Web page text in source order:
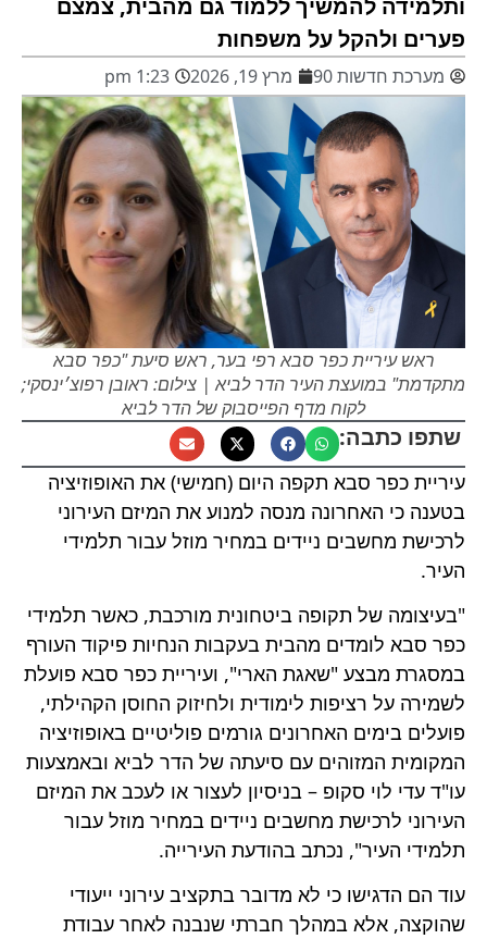
ותלמידה להמשיך ללמוד גם מהבית, צמצם
פערים ולהקל על משפחות
מערכת חדשות 90 מרץ 19, 2026 1:23 pm
ראש עיריית כפר סבא רפי בער, ראש סיעת "כפר סבא
מתקדמת" במועצת העיר הדר לביא | צילום: ראובן רפוצ׳ינסקי;
לקוח מדף הפייסבוק של הדר לביא
שתפו כתבה:
עיריית כפר סבא תקפה היום (חמישי) את האופוזיציה
בטענה כי האחרונה מנסה למנוע את המיזם העירוני
לרכישת מחשבים ניידים במחיר מוזל עבור תלמידי
העיר.
"בעיצומה של תקופה ביטחונית מורכבת, כאשר תלמידי
כפר סבא לומדים מהבית בעקבות הנחיות פיקוד העורף
במסגרת מבצע "שאגת הארי", ועיריית כפר סבא פועלת
לשמירה על רציפות לימודית ולחיזוק החוסן הקהילתי,
פועלים בימים האחרונים גורמים פוליטיים באופוזיציה
המקומית המזוהים עם סיעתה של הדר לביא ובאמצעות
עו"ד עדי לוי סקופ – בניסיון לעצור או לעכב את המיזם
העירוני לרכישת מחשבים ניידים במחיר מוזל עבור
תלמידי העיר", נכתב בהודעת העירייה.
עוד הם הדגישו כי לא מדובר בתקציב עירוני ייעודי
שהוקצה, אלא במהלך חברתי שנבנה לאחר עבודת